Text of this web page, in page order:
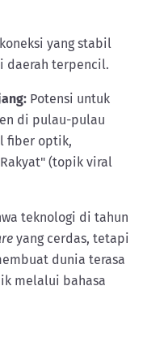
yang stabil
daerah terpencil.
Potensi untuk
di pulau-pulau
fiber optik,
(topik viral
teknologi di tahun
yang cerdas, tetapi
dunia terasa
melalui bahasa